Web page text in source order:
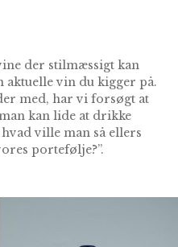
der stilmæssigt kan
aktuelle vin du kigger på.
med, har vi forsøgt at
kan lide at drikke
ville man så ellers
portefølje?”.